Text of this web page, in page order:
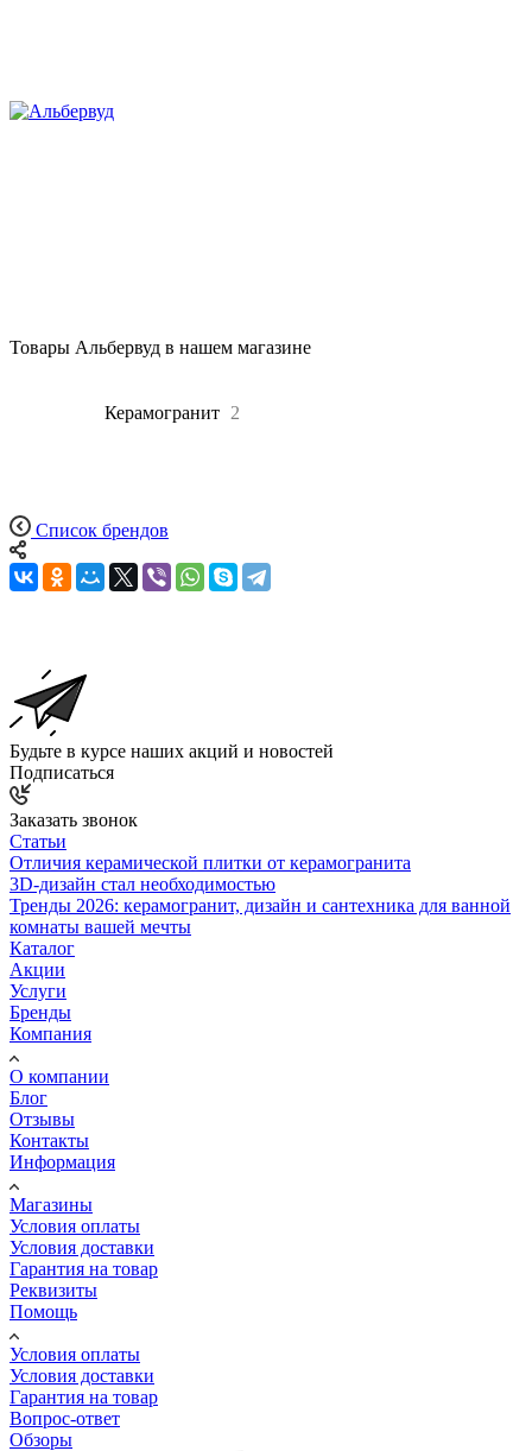
Товары Альбервуд в нашем магазине
Керамогранит 2
Список брендов
Будьте в курсе наших акций и новостей
Подписаться
Заказать звонок
Статьи
Отличия керамической плитки от керамогранита
3D-дизайн стал необходимостью
Тренды 2026: керамогранит, дизайн и сантехника для ванной
комнаты вашей мечты
Каталог
Акции
Услуги
Бренды
Компания
О компании
Блог
Отзывы
Контакты
Информация
Магазины
Условия оплаты
Условия доставки
Гарантия на товар
Реквизиты
Помощь
Условия оплаты
Условия доставки
Гарантия на товар
Вопрос-ответ
Обзоры